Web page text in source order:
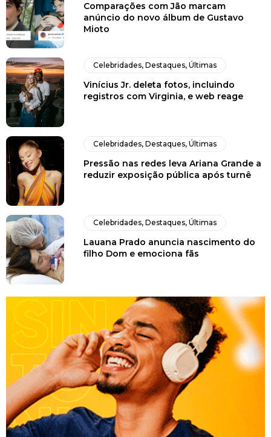
Comparações com Jão marcam
anúncio do novo álbum de Gustavo
Mioto
Celebridades,Destaques,Últimas
Vinícius Jr. deleta fotos, incluindo
registros com Virginia, e web reage
Celebridades,Destaques,Últimas
Pressão nas redes leva Ariana Grande a
reduzir exposição pública após turnê
Celebridades,Destaques,Últimas
Lauana Prado anuncia nascimento do
filho Dom e emociona fãs